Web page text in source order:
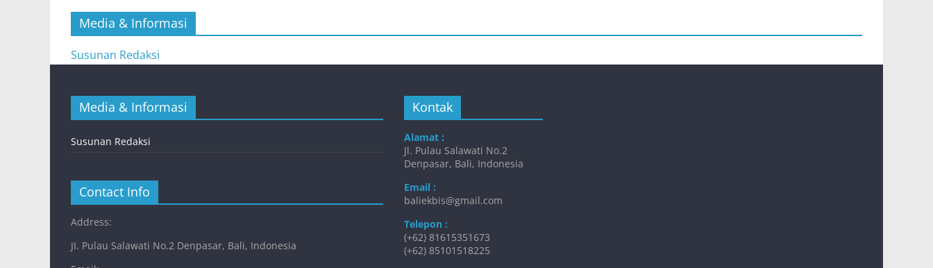
Media & Informasi
Susunan Redaksi
Media & Informasi
Susunan Redaksi
Contact Info
Address:
JI. Pulau Salawati No.2 Denpasar, Bali, Indonesia
Kontak
Alamat :
Jl. Pulau Salawati No.2
Denpasar, Bali, Indonesia
Email :
baliekbis@gmail.com
Telepon :
(+62) 81615351673
(+62) 85101518225